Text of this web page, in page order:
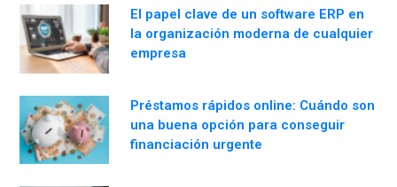
El papel clave de un software ERP en
la organización moderna de cualquier
empresa
Préstamos rápidos online: Cuándo son
una buena opción para conseguir
financiación urgente